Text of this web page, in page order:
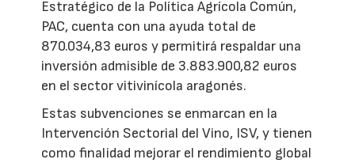
Estratégico de la Política Agrícola Común,
PAC, cuenta con una ayuda total de
870.034,83 euros y permitirá respaldar una
inversión admisible de 3.883.900,82 euros
en el sector vitivinícola aragonés.
Estas subvenciones se enmarcan en la
Intervención Sectorial del Vino, ISV, y tienen
como finalidad mejorar el rendimiento global